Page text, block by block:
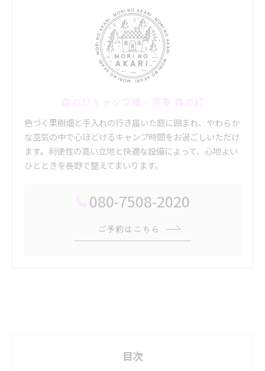
色づく果樹畑と手入れの行き届いた庭に囲まれ、やわらか
な空気の中で心ほどけるキャンプ時間をお過ごしいただけ
ます。利便性の高い立地と快適な設備によって、心地よい
ひとときを長野で整えてまいります。
080-7508-2020
ご予約はこちら
目次